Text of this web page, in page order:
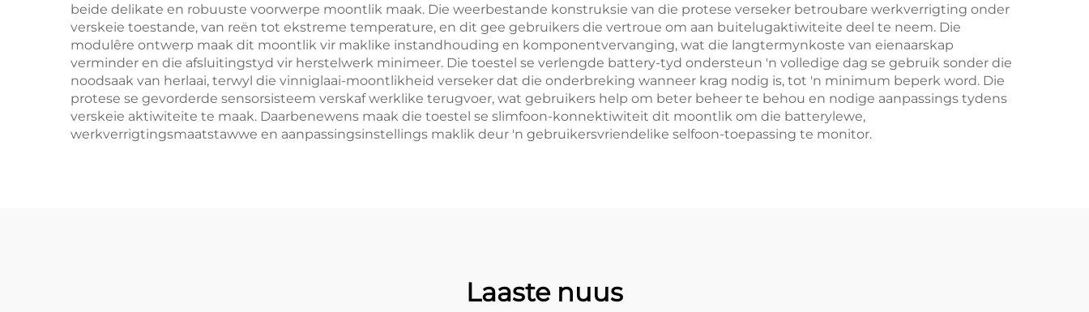
beide delikate en robuuste voorwerpe moontlik maak. Die weerbestande konstruksie van die protese verseker betroubare werkverrigting onder
verskeie toestande, van reën tot ekstreme temperature, en dit gee gebruikers die vertroue om aan buitelugaktiwiteite deel te neem. Die
modulêre ontwerp maak dit moontlik vir maklike instandhouding en komponentvervanging, wat die langtermynkoste van eienaarskap
verminder en die afsluitingstyd vir herstelwerk minimeer. Die toestel se verlengde battery-tyd ondersteun 'n volledige dag se gebruik sonder die
noodsaak van herlaai, terwyl die vinniglaai-moontlikheid verseker dat die onderbreking wanneer krag nodig is, tot 'n minimum beperk word. Die
protese se gevorderde sensorsisteem verskaf werklike terugvoer, wat gebruikers help om beter beheer te behou en nodige aanpassings tydens
verskeie aktiwiteite te maak. Daarbenewens maak die toestel se slimfoon-konnektiwiteit dit moontlik om die batterylewe,
werkverrigtingsmaatstawwe en aanpassingsinstellings maklik deur 'n gebruikersvriendelike selfoon-toepassing te monitor.
Laaste nuus